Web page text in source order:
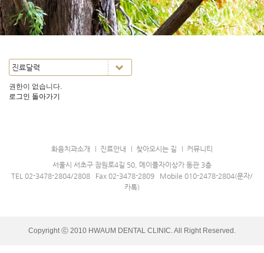
o
t
i
권한이 없습니다.
로그인 돌아가기
화음치과소개 진료안내 찾아오시는 길
커뮤니티
서울시 서초구 잠원로4길 50, 메이플자이상가 동관 3층
TEL 02-3478-2804/2808 Fax 02-3478-2809 Mobile 010-2478-2804(문자/
카톡)
Copyright ⓒ 2010 HWAUM DENTAL CLINIC. All Right Reserved.